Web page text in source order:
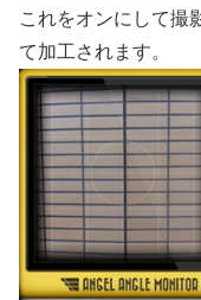
これをオンにして撮
て加工されます。